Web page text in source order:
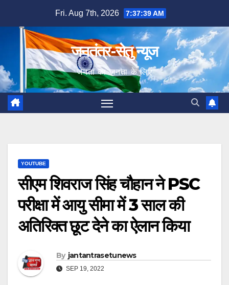
content
Fri. Aug 7th, 2026 7:37:40 AM
जनतंत्र-सेतु न्यूज
जनता का जनता के लिए
YOUTUBE
सीएम शिवराज सिंह चौहान ने PSC
परीक्षा में आयु सीमा में 3 साल की
अतिरिक्त छूट देने का ऐलान किया
By jantantrasetunews
SEP 19, 2022